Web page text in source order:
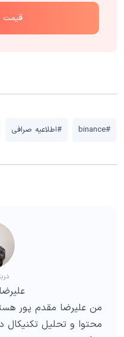
قیمت
#binance #اطلاعیه صرافی
من علیرضا مقدم پور
محتوا و تحلیل تکنیکال